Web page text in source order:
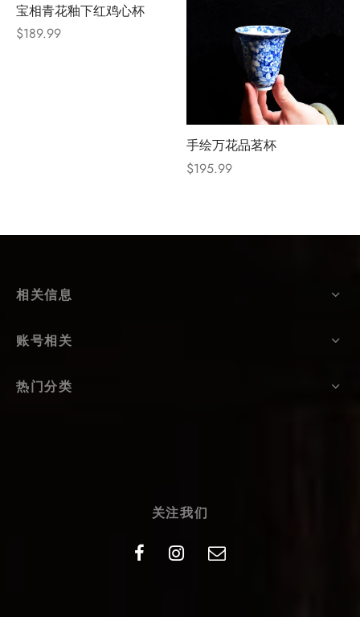
宝相青花釉下红鸡心杯
$189.99
手绘万花品茗杯
$195.99
相关信息
账号相关
热门分类
关注我们